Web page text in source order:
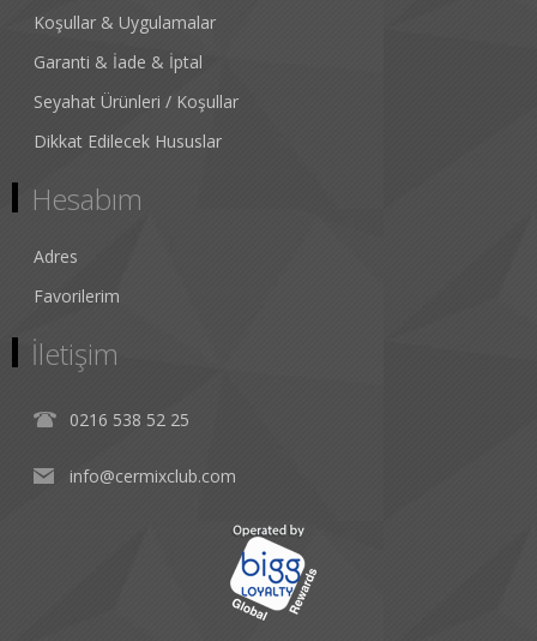
Koşullar & Uygulamalar
Garanti & İade & İptal
Seyahat Ürünleri / Koşullar
Dikkat Edilecek Hususlar
Hesabım
Adres
Favorilerim
İletişim
0216 538 52 25
info@cermixclub.com